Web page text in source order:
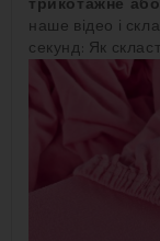
наше відео і
секунд: Як